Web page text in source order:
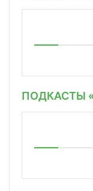
ПОДКАСТЫ